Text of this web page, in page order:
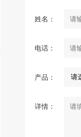
姓名：
电话：
产品：
详情：